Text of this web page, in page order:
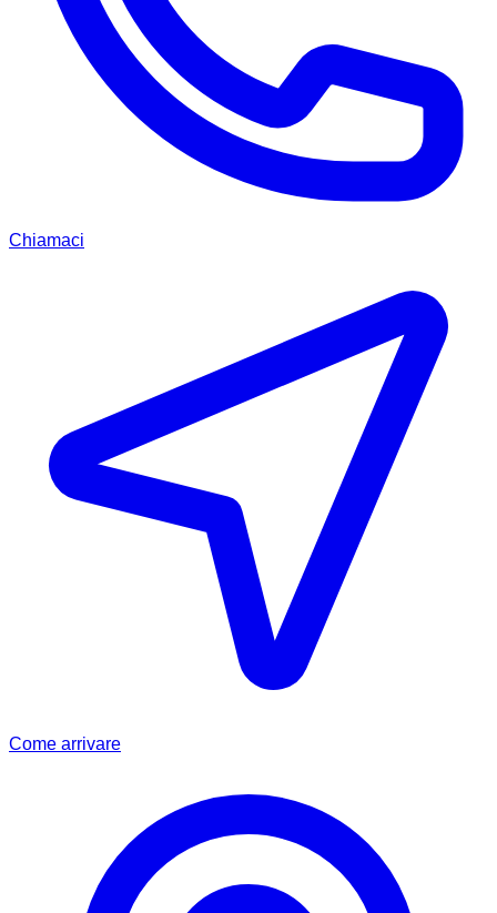
Chiamaci
Come arrivare